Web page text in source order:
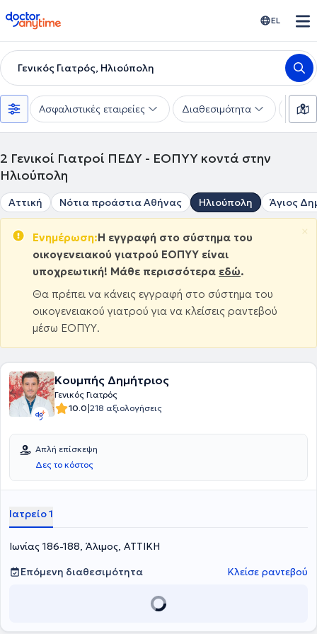
doctoranytime EL
Γενικός Γιατρός, Ηλιούπολη
Ασφαλιστικές εταιρείες Διαθεσιμότητα
2 Γενικοί Γιατροί ΠΕΔΥ - ΕΟΠΥΥ κοντά στην
Ηλιούπολη
Αττική Νότια προάστια Αθήνας Ηλιούπολη Άγιος
Ενημέρωση:Η εγγραφή στο σύστημα του
οικογενειακού γιατρού ΕΟΠΥΥ είναι
υποχρεωτική! Μάθε περισσότερα εδώ.
Θα πρέπει να κάνεις εγγραφή στο σύστημα του
οικογενειακού γιατρού για να κλείσεις ραντεβού
μέσω ΕΟΠΥΥ.
×
Κουμπής Δημήτριος
Γενικός Γιατρός
10.0|218 αξιολογήσεις
Απλή επίσκεψη
Δες το κόστος
Ιατρείο 1
Ιωνίας 186-188, Άλιμος, ΑΤΤΙΚΗ
Επόμενη διαθεσιμότητα
Κλείσε ραντεβού